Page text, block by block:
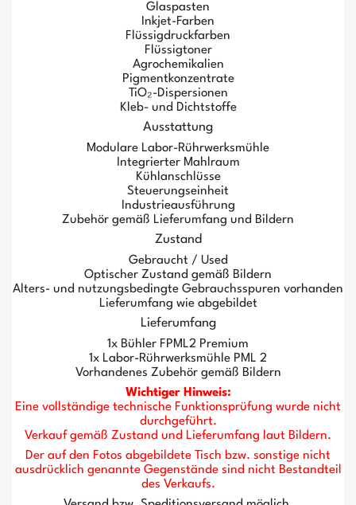
Glaspasten
Inkjet-Farben
Flüssigdruckfarben
Flüssigtoner
Agrochemikalien
Pigmentkonzentrate
TiO₂-Dispersionen
Kleb- und Dichtstoffe
Ausstattung
Modulare Labor-Rührwerksmühle
Integrierter Mahlraum
Kühlanschlüsse
Steuerungseinheit
Industrieausführung
Zubehör gemäß Lieferumfang und Bildern
Zustand
Gebraucht / Used
Optischer Zustand gemäß Bildern
Alters- und nutzungsbedingte Gebrauchsspuren vorhanden
Lieferumfang wie abgebildet
Lieferumfang
1x Bühler FPML2 Premium
1x Labor-Rührwerksmühle PML 2
Vorhandenes Zubehör gemäß Bildern
Wichtiger Hinweis:
Eine vollständige technische Funktionsprüfung wurde nicht
durchgeführt.
Verkauf gemäß Zustand und Lieferumfang laut Bildern.
Der auf den Fotos abgebildete Tisch bzw. sonstige nicht
ausdrücklich genannte Gegenstände sind nicht Bestandteil
des Verkaufs.